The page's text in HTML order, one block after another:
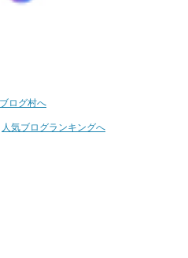
人気ブログランキングへ